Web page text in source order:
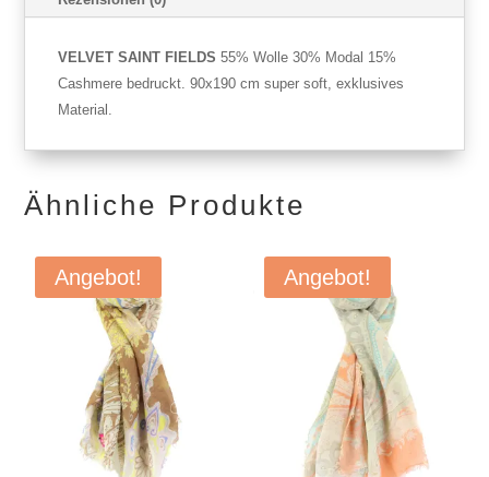
VELVET SAINT FIELDS 55% Wolle 30% Modal 15%
Cashmere bedruckt. 90x190 cm super soft, exklusives
Material.
Ähnliche Produkte
Angebot! Angebot!